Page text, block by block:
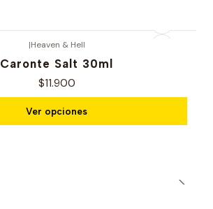
|Heaven & Hell
Caronte Salt 30ml
$11.900
Ver opciones